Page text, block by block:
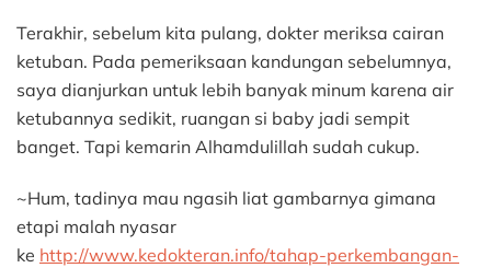
Terakhir, sebelum kita pulang, dokter meriksa cairan
ketuban. Pada pemeriksaan kandungan sebelumnya,
saya dianjurkan untuk lebih banyak minum karena air
ketubannya sedikit, ruangan si baby jadi sempit
banget. Tapi kemarin Alhamdulillah sudah cukup.
~Hum, tadinya mau ngasih liat gambarnya gimana
etapi malah nyasar
ke http://www.kedokteran.info/tahap-perkembangan-